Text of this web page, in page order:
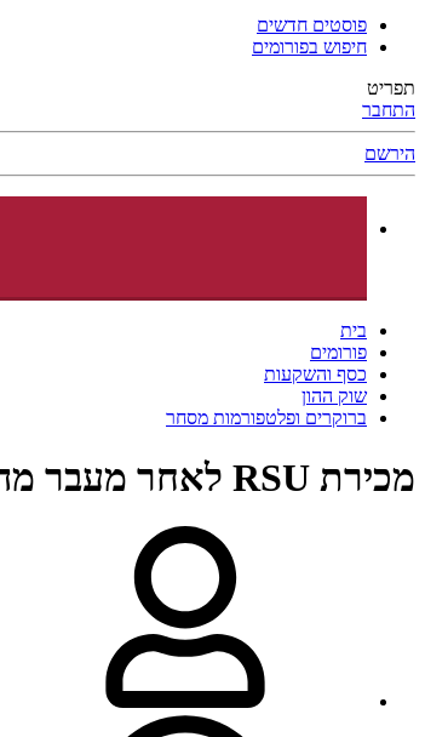
פוסטים חדשים
חיפוש בפורומים
תפריט
התחבר
הירשם
בית
פורומים
כסף והשקעות
שוק ההון
ברוקרים ופלטפורמות מסחר
מכירת RSU לאחר מעבר מהארץ